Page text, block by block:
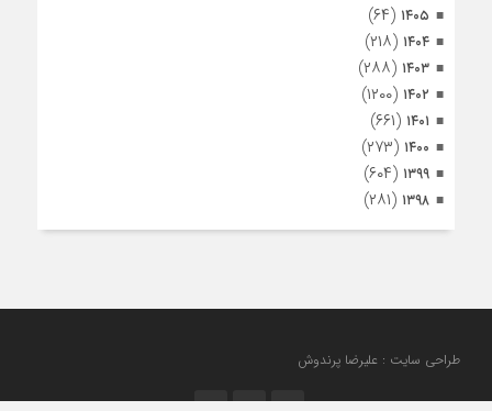
۱۴۰۵ (۶۴)
۱۴۰۴ (۲۱۸)
۱۴۰۳ (۲۸۸)
۱۴۰۲ (۱۲۰۰)
۱۴۰۱ (۶۶۱)
۱۴۰۰ (۲۷۳)
۱۳۹۹ (۶۰۴)
۱۳۹۸ (۲۸۱)
طراحی سایت : علیرضا پرندوش